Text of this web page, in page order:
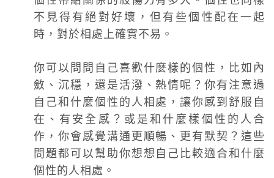
不見得有絕對好壞，但有些個性配在一起
時，對於相處上確實不易。
你可以問問自己喜歡什麼樣的個性，比如內
斂、沉穩，還是活潑、熱情呢？你有注意過
自己和什麼個性的人相處，讓你感到舒服自
在、有安全感？或是和什麼樣個性的人合
作，你會感覺溝通更順暢、更有默契？這些
問題都可以幫助你想想自己比較適合和什麼
個性的人相處。